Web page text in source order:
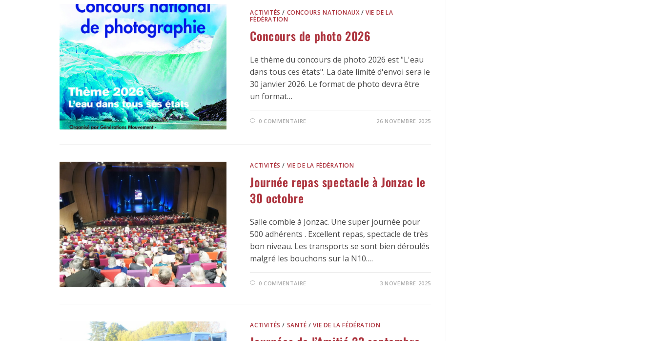
ACTIVITÉS / CONCOURS NATIONAUX/VIE DE LA
FÉDÉRATION
Concours de photo 2026
Le thème du concours de photo 2026 est "L'eau
dans tous ces états". La date limité d'envoi sera le
30 janvier 2026. Le format de photo devra être
un format…
0 COMMENTAIRE 26 NOVEMBRE 2025
ACTIVITÉS / VIE DE LA FÉDÉRATION
Journée repas spectacle à Jonzac le
30 octobre
Salle comble à Jonzac. Une super journée pour
500 adhérents . Excellent repas, spectacle de très
bon niveau. Les transports se sont bien déroulés
malgré les bouchons sur la N10.…
0 COMMENTAIRE 3 NOVEMBRE 2025
ACTIVITÉS / SANTÉ /VIE DE LA FÉDÉRATION